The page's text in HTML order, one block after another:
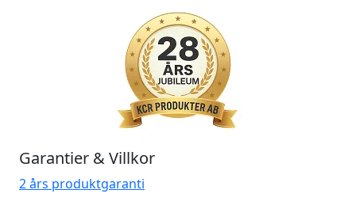
Garantier & Villkor
2 års produktgaranti